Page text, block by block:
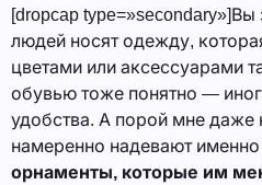
[dropcap
людей носят одежду,
цветами или аксессуарами
обувью тоже понятно —
удобства. А порой мне даже
намеренно надевают именно
орнаменты, которые им